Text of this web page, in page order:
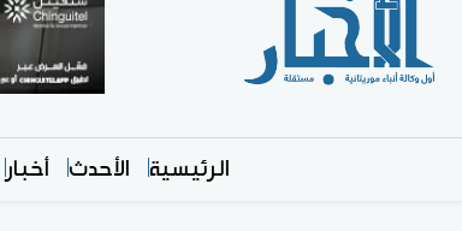
الرئيسية الأحدث أخبار